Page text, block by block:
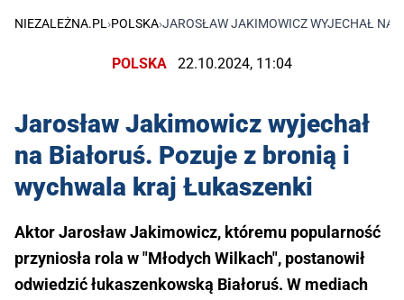
NIEZALEŻNA.PL ›POLSKA›JAROSŁAW JAKIMOWICZ WYJECHAŁ NA
POLSKA 22.10.2024, 11:04
Jarosław Jakimowicz wyjechał
na Białoruś. Pozuje z bronią i
wychwala kraj Łukaszenki
Aktor Jarosław Jakimowicz, któremu popularność
przyniosła rola w "Młodych Wilkach", postanowił
odwiedzić łukaszenkowską Białoruś. W mediach